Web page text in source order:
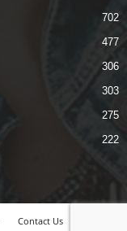
702
477
306
303
275
222
Contact Us